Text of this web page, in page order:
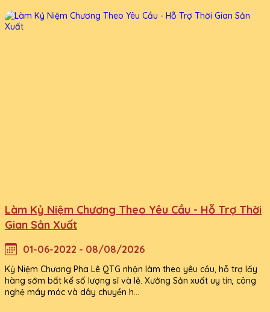
Làm Kỷ Niệm Chương Theo Yêu Cầu - Hỗ Trợ Thời
Gian Sản Xuất
01-06-2022 - 08/08/2026
Kỷ Niệm Chương Pha Lê QTG nhận làm theo yêu cầu, hỗ trợ lấy
hàng sớm bất kể số lượng sỉ và lẻ. Xưởng Sản xuất uy tín, công
nghệ máy móc và dây chuyền h...